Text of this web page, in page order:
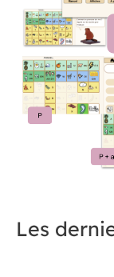
Les